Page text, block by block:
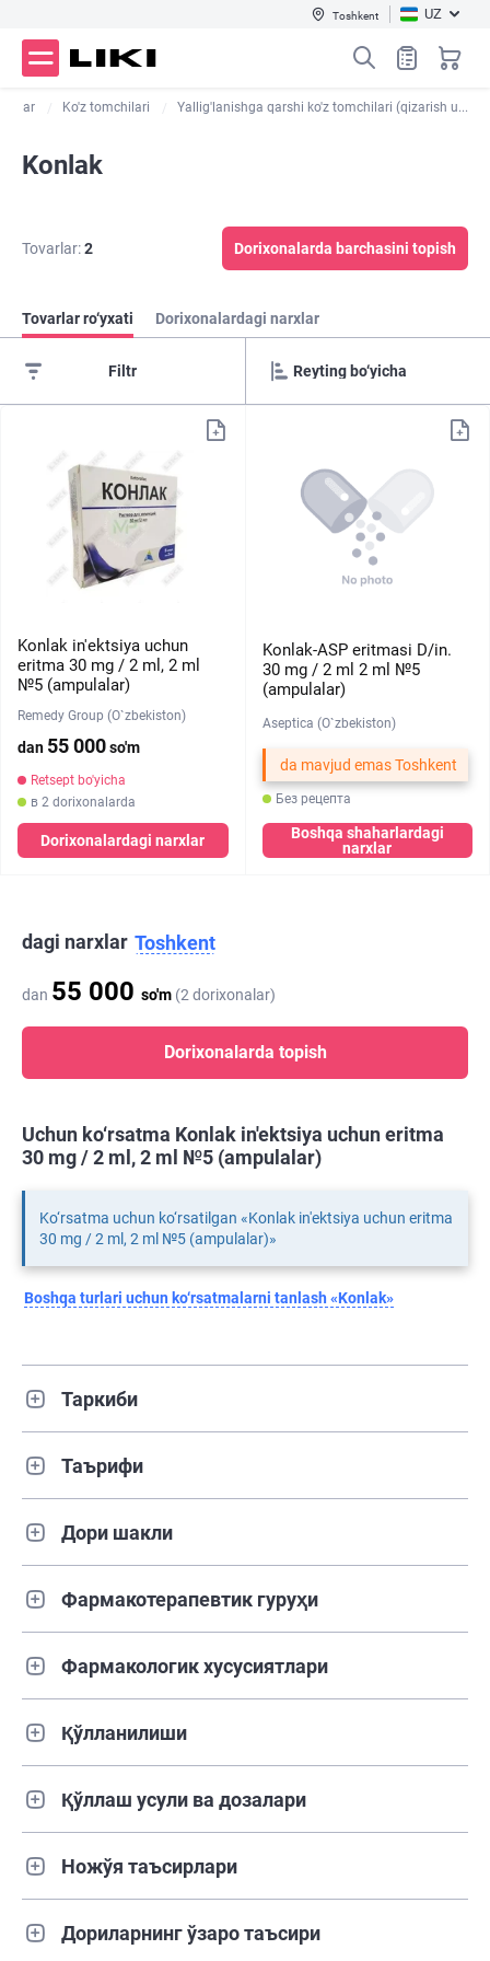
Toshkent UZ
Ko'z tomchilari Yallig'lanishga qarshi ko'z tomchilari (qizarish u...
Konlak
Tovarlar:2 Dorixonalarda barchasini topish
Tovarlar ro‘yxati Dorixonalardagi narxlar
Filtr
Konlak in'ektsiya uchun
eritma 30 mg / 2 ml, 2 ml
№5 (ampulalar)
Remedy Group (O`zbekiston)
dan 55 000so'm
Retsept bo'yicha
в 2 dorixonalarda
Dorixonalardagi narxlar
Konlak-ASP eritmasi D/in.
30 mg / 2 ml 2 ml №5
(ampulalar)
Aseptica (O`zbekiston)
da mavjud emas Toshkent
Без рецепта
Boshqa shaharlardagi
narxlar
dagi narxlar Toshkent
dan 55 000 so'm (2 dorixonalar)
Dorixonalarda topish
Uchun ko‘rsatma Konlak in'ektsiya uchun eritma
30 mg / 2 ml, 2 ml №5 (ampulalar)
Ko‘rsatma uchun ko‘rsatilgan «Konlak in'ektsiya uchun eritma
30 mg / 2 ml, 2 ml №5 (ampulalar)»
Boshqa turlari uchun ko‘rsatmalarni tanlash «Konlak»
Таркиби
Таърифи
Дори шакли
Фармакотерапевтик гуруҳи
Фармакологик хусусиятлари
Қўлланилиши
Қўллаш усули ва дозалари
Ножўя таъсирлари
Дориларнинг ўзаро таъсири